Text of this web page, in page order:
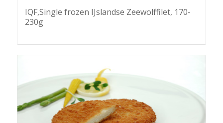
IQF,Single frozen IJslandse Zeewolffilet, 170-
230g